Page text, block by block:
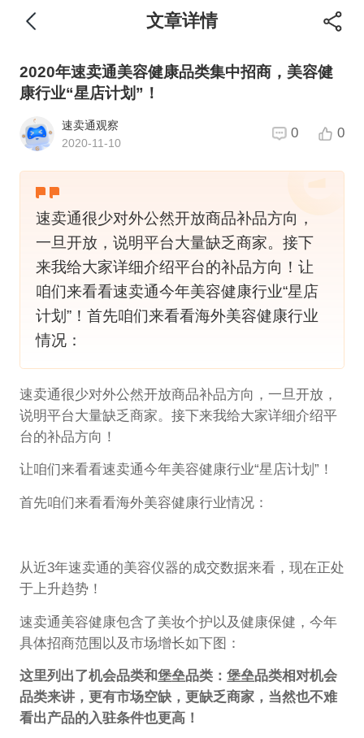
文章详情
2020年速卖通美容健康品类集中招商，美容健
康行业“星店计划”！
速卖通观察
2020-11-10
0 0
速卖通很少对外公然开放商品补品方向，
一旦开放，说明平台大量缺乏商家。接下
来我给大家详细介绍平台的补品方向！让
咱们来看看速卖通今年美容健康行业“星店
计划”！首先咱们来看看海外美容健康行业
情况：
速卖通很少对外公然开放商品补品方向，一旦开放，
说明平台大量缺乏商家。接下来我给大家详细介绍平
台的补品方向！
让咱们来看看速卖通今年美容健康行业“星店计划”！
首先咱们来看看海外美容健康行业情况：
从近3年速卖通的美容仪器的成交数据来看，现在正处
于上升趋势！
速卖通美容健康包含了美妆个护以及健康保健，今年
具体招商范围以及市场增长如下图：
这里列出了机会品类和堡垒品类：堡垒品类相对机会
品类来讲，更有市场空缺，更缺乏商家，当然也不难
看出产品的入驻条件也更高！